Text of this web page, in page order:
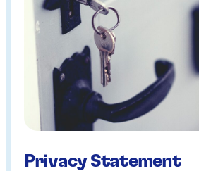
Privacy Statement